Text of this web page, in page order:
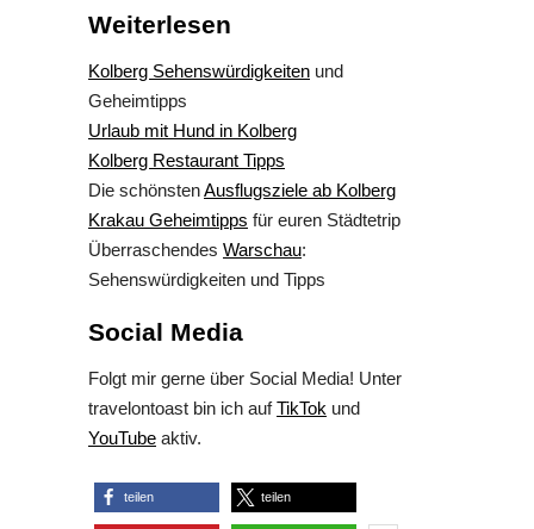
Weiterlesen
Kolberg Sehenswürdigkeiten und
Geheimtipps
Urlaub mit Hund in Kolberg
Kolberg Restaurant Tipps
Die schönstenAusflugsziele ab Kolberg
Krakau Geheimtipps für euren Städtetrip
Überraschendes Warschau:
Sehenswürdigkeiten und Tipps
Social Media
Folgt mir gerne über Social Media! Unter
travelontoast bin ich aufTikTok und
YouTube aktiv.
teilen teilen